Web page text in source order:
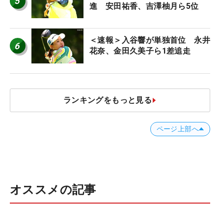
進 安田祐香、吉澤柚月ら5位
6
＜速報＞入谷響が単独首位 永井
花奈、金田久美子ら1差追走
ランキングをもっと見る
ページ上部へ
オススメの記事